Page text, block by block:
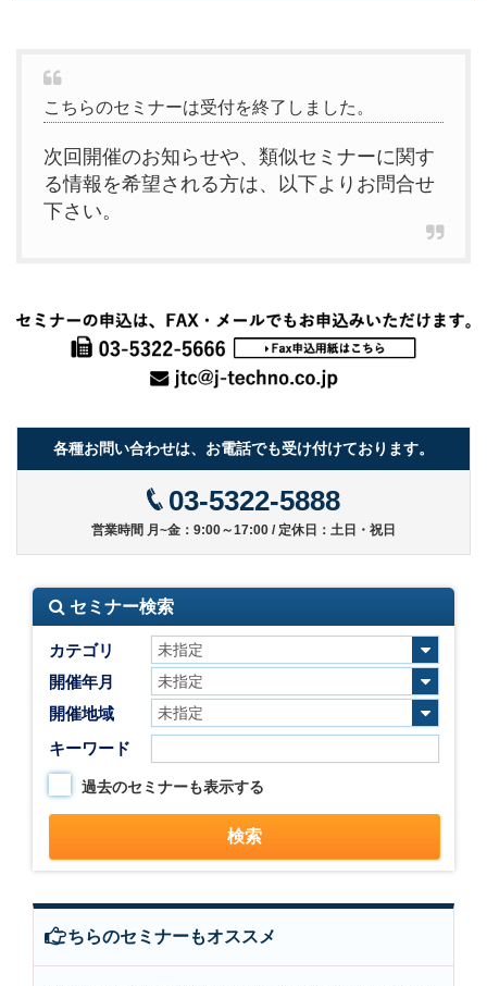
こちらのセミナーは受付を終了しました。
次回開催のお知らせや、類似セミナーに関す
る情報を希望される方は、以下よりお問合せ
下さい。
各種お問い合わせは、お電話でも受け付けております。
03-5322-5888
営業時間 月~金：9:00～17:00 / 定休日：土日・祝日
セミナー検索
カテゴリ
開催年月
開催地域
キーワード
過去のセミナーも表示する
こちらのセミナーもオススメ